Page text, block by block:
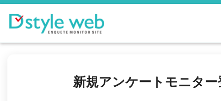
新規アンケートモニター